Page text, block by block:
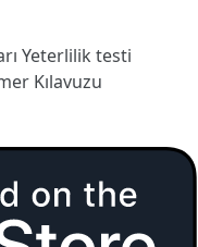
Yeterlilik testi
Kılavuzu